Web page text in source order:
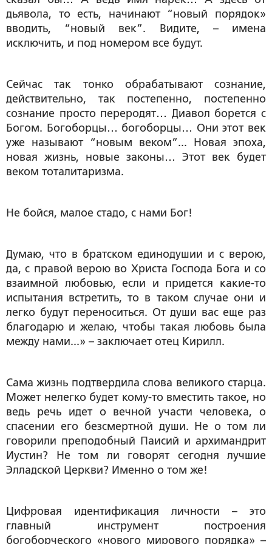
дьявола, то есть, начинают “новый порядок»
вводить, “новый век”. Видите, – имена
исключить, и под номером все будут.
Сейчас так тонко обрабатывают сознание,
действительно, так постепенно, постепенно
сознание просто переродят… Диавол борется с
Богом. Богоборцы… богоборцы… Они этот век
уже называют “новым веком”... Новая эпоха,
новая жизнь, новые законы… Этот век будет
веком тоталитаризма.
Не бойся, малое стадо, с нами Бог!
Думаю, что в братском единодушии и с верою,
да, с правой верою во Христа Господа Бога и со
взаимной любовью, если и придется какие-то
испытания встретить, то в таком случае они и
легко будут переноситься. От души вас еще раз
благодарю и желаю, чтобы такая любовь была
между нами...» – заключает отец Кирилл.
Сама жизнь подтвердила слова великого старца.
Может нелегко будет кому-то вместить такое, но
ведь речь идет о вечной участи человека, о
спасении его безсмертной души. Не о том ли
говорили преподобный Паисий и архимандрит
Иустин? Не том ли говорят сегодня лучшие
Элладской Церкви? Именно о том же!
Цифровая идентификация личности – это
главный инструмент построения
богоборческого «нового мирового порядка» –